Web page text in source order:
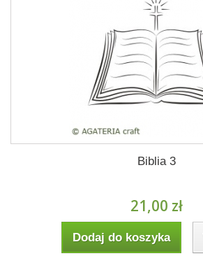
Biblia 3
21,00 zł
Dodaj do koszyka